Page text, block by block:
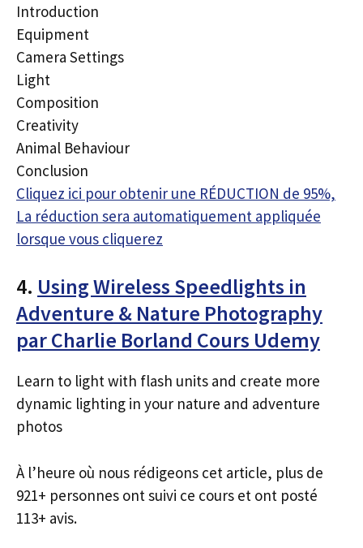
Introduction
Equipment
Camera Settings
Light
Composition
Creativity
Animal Behaviour
Conclusion
Cliquez ici pour obtenir une RÉDUCTION de 95%,
La réduction sera automatiquement appliquée
lorsque vous cliquerez
4. Using Wireless Speedlights in
Adventure & Nature Photography
par Charlie Borland Cours Udemy
Learn to light with flash units and create more
dynamic lighting in your nature and adventure
photos
À l’heure où nous rédigeons cet article, plus de
921+ personnes ont suivi ce cours et ont posté
113+ avis.